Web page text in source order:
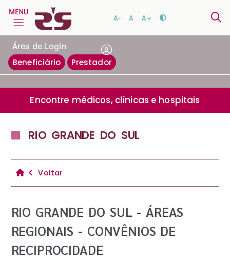
A- A A+
Área de Login
Beneficiário Prestador
Encontre médicos, clínicas e hospitais
RIO GRANDE DO SUL
Voltar
RIO GRANDE DO SUL - ÁREAS
REGIONAIS - CONVÊNIOS DE
RECIPROCIDADE